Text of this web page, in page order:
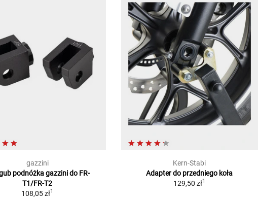
gazzini
podnóżka gazzini do FR-
T1/FR-T2
108,05 zł1
Kern-Stabi
Adapter do przedniego koła
129,50 zł1